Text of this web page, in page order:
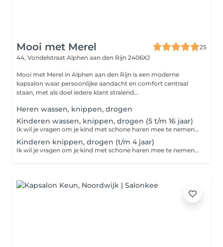
Mooi met Merel
25
44, Vondelstraat Alphen aan den Rijn 2406XJ
Mooi met Merel in Alphen aan den Rijn is een moderne
kapsalon waar persoonlijke aandacht en comfort centraal
staan, met als doel iedere klant stralend...
Heren wassen, knippen, drogen
Kinderen wassen, knippen, drogen (5 t/m 16 jaar)
Ik wil je vragen om je kind met schone haren mee te nemen naar de afspraak. Dat werkt fijner en geeft het mooiste resultaat. Alvast bedankt!
Kinderen knippen, drogen (t/m 4 jaar)
Ik wil je vragen om je kind met schone haren mee te nemen naar de afspraak. Dat werkt fijner en geeft het mooiste resultaat. Alvast bedankt!